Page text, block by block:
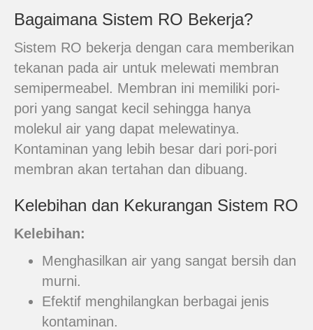
Bagaimana Sistem RO Bekerja?
Sistem RO bekerja dengan cara memberikan
tekanan pada air untuk melewati membran
semipermeabel. Membran ini memiliki pori-
pori yang sangat kecil sehingga hanya
molekul air yang dapat melewatinya.
Kontaminan yang lebih besar dari pori-pori
membran akan tertahan dan dibuang.
Kelebihan dan Kekurangan Sistem RO
Kelebihan:
Menghasilkan air yang sangat bersih dan
murni.
Efektif menghilangkan berbagai jenis
kontaminan.